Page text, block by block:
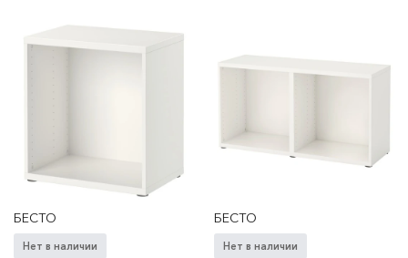
БЕСТО
Нет в наличии
БЕСТО
Нет в наличии